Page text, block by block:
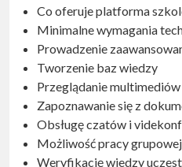
Co oferuje platforma
Minimalne wymagania
Prowadzenie
Tworzenie baz wiedzy
Przeglądanie multimediów
Zapoznawanie się z
Obsługę czatów i
Możliwość pracy
Weryfikację wiedzy